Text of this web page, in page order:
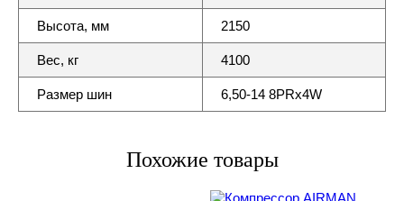
Высота, мм 2150
Вес, кг 4100
Размер шин 6,50-14 8PRx4W
Похожие товары